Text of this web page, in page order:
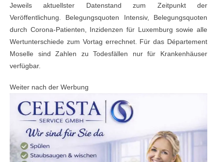
Jeweils aktuellster Datenstand zum Zeitpunkt der
Veröffentlichung. Belegungsquoten Intensiv, Belegungsquoten
durch Corona-Patienten, Inzidenzen für Luxemburg sowie alle
Wertunterschiede zum Vortag errechnet. Für das Département
Moselle sind Zahlen zu Todesfällen nur für Krankenhäuser
verfügbar.
Weiter nach der Werbung